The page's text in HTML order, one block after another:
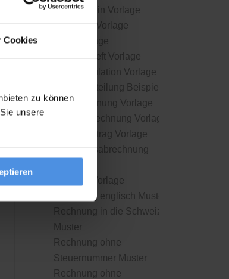
Cookies
zu können
unsere
Lieferschein Vorlage
Mahnung Vorlage
NDA Vorlage
Pflichtenheft Vorlage
Preiskalkulation Vorlage
Pressemitteilung Beispiel
Privatrechnung Vorlage
Proformarechnung Vorlage
Projektauftrag Vorlage
Provisionsabrechnung
Quittung Vorlage
Rechnung englisch Muster
Rechnung in die Schweiz
Muster
Rechnung ohne
Steuernummer Muster
Rechnung ohne